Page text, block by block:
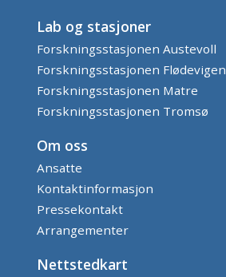
Lab og stasjoner
Forskningsstasjonen Austevoll
Forskningsstasjonen Flødevigen
Forskningsstasjonen Matre
Forskningsstasjonen Tromsø
Om oss
Ansatte
Kontaktinformasjon
Pressekontakt
Arrangementer
Nettstedkart